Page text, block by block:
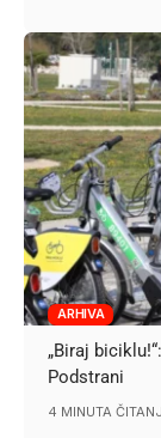
ARHIVA
„Biraj
Podstrani
4 MINUTA